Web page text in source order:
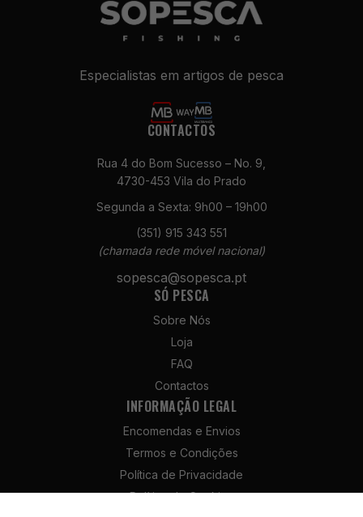
Especialistas em artigos de pesca
CONTACTOS
Rua 4 do Bom Sucesso – No. 9,
4730-453 Vila do Prado
Segunda a Sexta: 9h00 – 19h00
(351) 915 343 551
(chamada rede móvel nacional)
sopesca@sopesca.pt
SÓ PESCA
Sobre Nós
Loja
FAQ
Contactos
INFORMAÇÃO LEGAL
Encomendas e Envios
Termos e Condições
Política de Privacidade
Política de Cookies
Necessários
não são
opcionais. São
para o
funcionamento
Estatísticas
possamos
melhorar a
funcionalidade
Experiência
Para que o